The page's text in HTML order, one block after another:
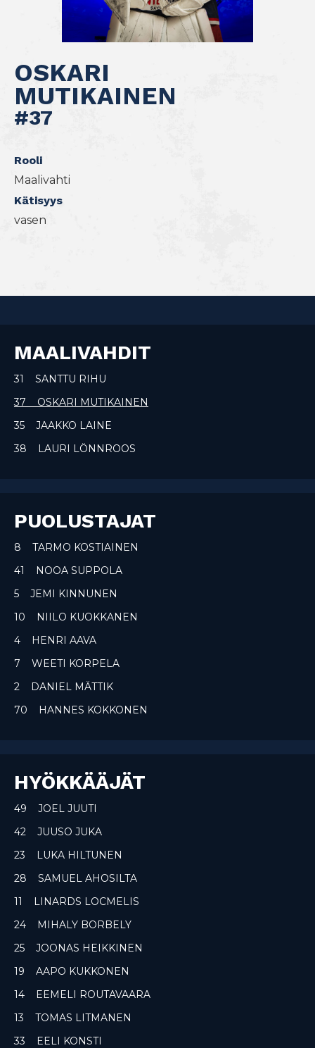
OSKARI
MUTIKAINEN
#37
Rooli
Maalivahti
Kätisyys
vasen
MAALIVAHDIT
31 SANTTU RIHU
37 OSKARI MUTIKAINEN
35 JAAKKO LAINE
38 LAURI LÖNNROOS
PUOLUSTAJAT
8 TARMO KOSTIAINEN
41 NOOA SUPPOLA
5 JEMI KINNUNEN
10 NIILO KUOKKANEN
4 HENRI AAVA
7 WEETI KORPELA
2 DANIEL MÄTTIK
70 HANNES KOKKONEN
HYÖKKÄÄJÄT
49 JOEL JUUTI
42 JUUSO JUKA
23 LUKA HILTUNEN
28 SAMUEL AHOSILTA
11 LINARDS LOCMELIS
24 MIHALY BORBELY
25 JOONAS HEIKKINEN
19 AAPO KUKKONEN
14 EEMELI ROUTAVAARA
13 TOMAS LITMANEN
33 EELI KONSTI